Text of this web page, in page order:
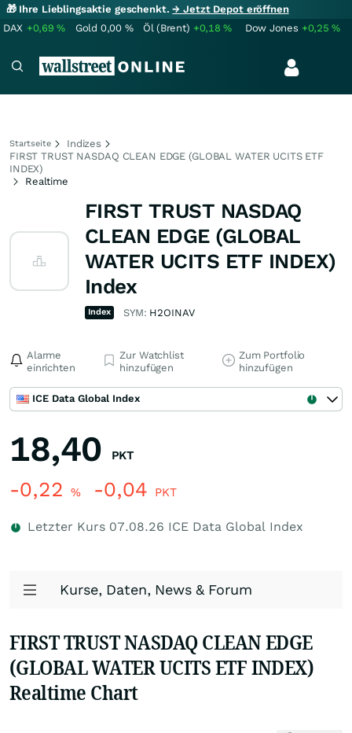
🎁 Ihre Lieblingsaktie geschenkt.→ Jetzt Depot eröffnen
DAX +0,69% Gold 0,00 % Öl (Brent) +0,18% Dow Jones +0,25%
Startseite
Indizes
FIRST TRUST NASDAQ CLEAN EDGE (GLOBAL WATER UCITS ETF
INDEX)
Realtime
FIRST TRUST NASDAQ
CLEAN EDGE (GLOBAL
WATER UCITS ETF INDEX)
Index
Index SYM: H2OINAV
Alarme
einrichten
Zur Watchlist
hinzufügen
Zum Portfolio
hinzufügen
ICE Data Global Index
18,40 PKT
-0,22 % -0,04 PKT
Letzter Kurs 07.08.26 ICE Data Global Index
Kurse, Daten, News & Forum
FIRST TRUST NASDAQ CLEAN EDGE
(GLOBAL WATER UCITS ETF INDEX)
Realtime Chart